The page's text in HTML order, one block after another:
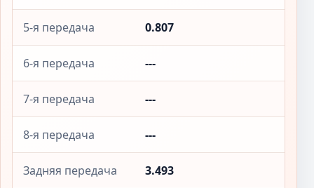
5-я передача 0.807
6-я передача ---
7-я передача ---
8-я передача ---
Задняя передача 3.493